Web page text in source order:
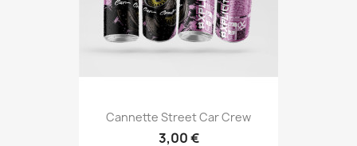
Cannette Street Car Crew
3,00 €